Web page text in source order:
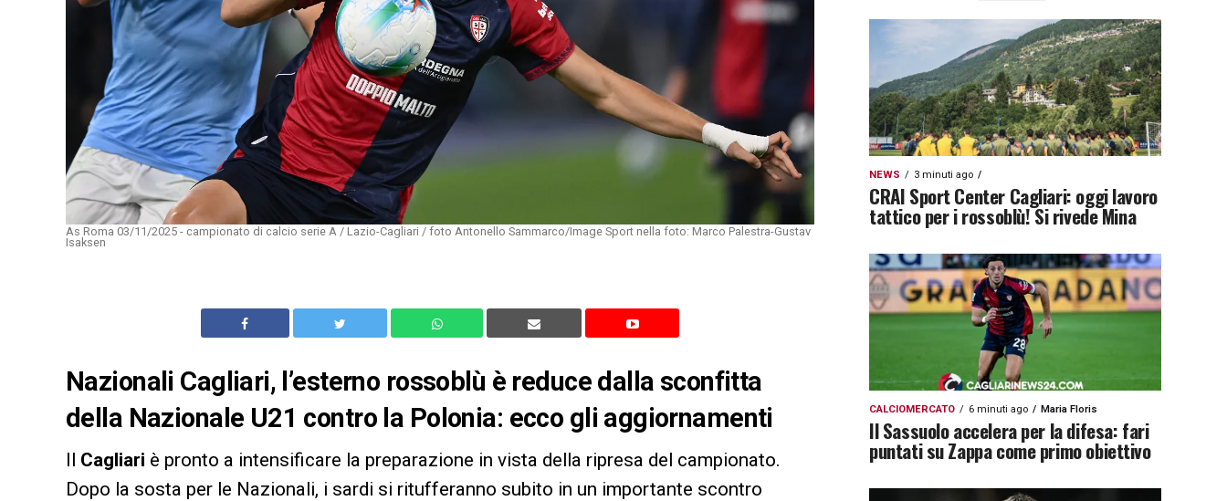
As Roma 03/11/2025 - campionato di calcio serie A / Lazio-Cagliari / foto Antonello Sammarco/Image Sport nella foto: Marco Palestra-Gustav
Isaksen
Nazionali Cagliari, l’esterno rossoblù è reduce dalla sconfitta
della Nazionale U21 contro la Polonia: ecco gli aggiornamenti
Il Cagliari è pronto a intensificare la preparazione in vista della ripresa del campionato.
Dopo la sosta per le Nazionali, i sardi si ritufferanno subito in un importante scontro
NEWS 3 minuti ago
CRAI Sport Center Cagliari: oggi lavoro
tattico per i rossoblù! Si rivede Mina
CALCIOMERCATO 6 minuti ago Maria Floris
Il Sassuolo accelera per la difesa: fari
puntati su Zappa come primo obiettivo